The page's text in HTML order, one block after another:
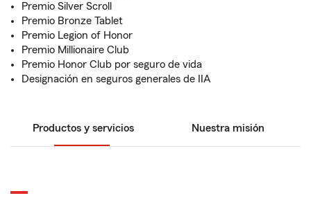
Premio Silver Scroll
Premio Bronze Tablet
Premio Legion of Honor
Premio Millionaire Club
Premio Honor Club por seguro de vida
Designación en seguros generales de IIA
Productos y servicios Nuestra misión